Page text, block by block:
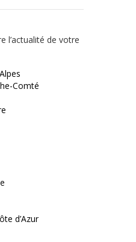
l’actualité de votre
Comté
d’Azur